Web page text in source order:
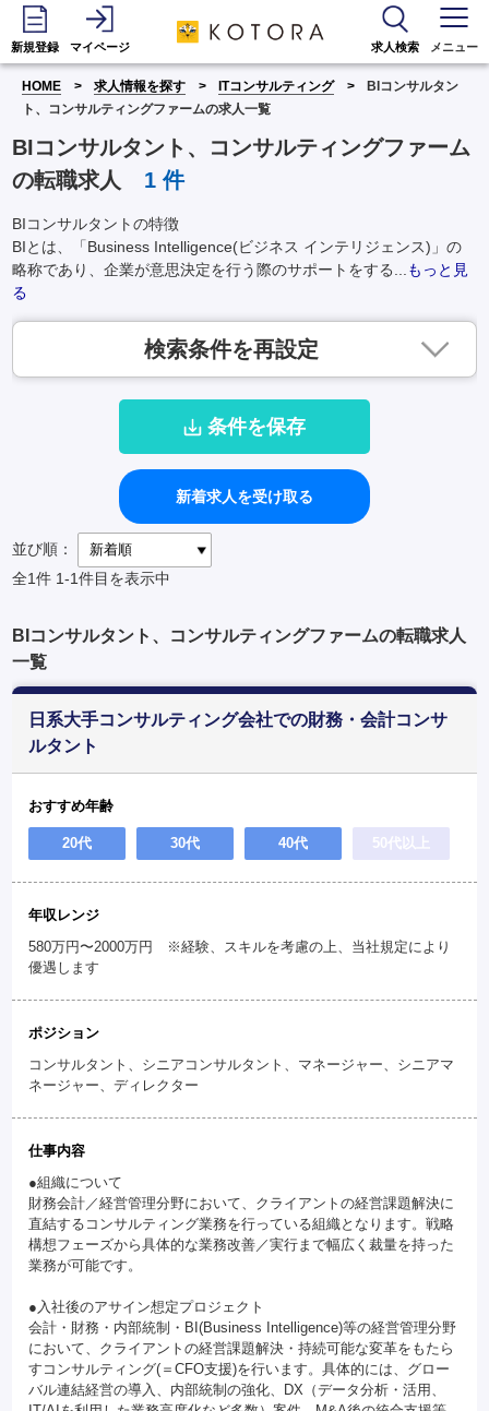
新規登録 マイページ 求人検索 メニュー
HOME 求人情報を探す ITコンサルティング
BIコンサルタン
ト、コンサルティングファームの求人一覧
BIコンサルタント、コンサルティングファーム
の転職求人
1件
BIコンサルタントの特徴
BIとは、「Business Intelligence(ビジネス インテリジェンス)」の
略称であり、企業が意思決定を行う際のサポートをする...
もっと見
る
検索条件を再設定
条件を保存
新着求人を受け取る
並び順：
全1件 1-1件目を表示中
BIコンサルタント、コンサルティングファームの転職求人
一覧
日系大手コンサルティング会社での財務・会計コンサ
ルタント
おすすめ年齢
20代 30代 40代 50代以上
年収レンジ
580万円〜2000万円 ※経験、スキルを考慮の上、当社規定により
優遇します
ポジション
コンサルタント、シニアコンサルタント、マネージャー、シニアマ
ネージャー、ディレクター
仕事内容
●組織について
財務会計／経営管理分野において、クライアントの経営課題解決に
直結するコンサルティング業務を行っている組織となります。戦略
構想フェーズから具体的な業務改善／実行まで幅広く裁量を持った
業務が可能です。
●入社後のアサイン想定プロジェクト
会計・財務・内部統制・BI(Business Intelligence)等の経営管理分野
において、クライアントの経営課題解決・持続可能な変革をもたら
すコンサルティング(＝CFO支援)を行います。具体的には、グロー
バル連結経営の導入、内部統制の強化、DX（データ分析・活用、